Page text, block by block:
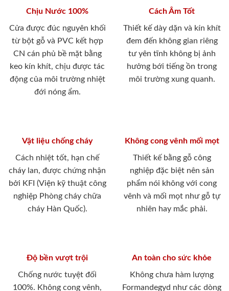
Chịu Nước 100%
Cửa được đúc nguyên khối
từ bột gỗ và PVC kết hợp
CN cán phủ bề mặt bằng
keo kín khít, chịu được tác
động của môi trường nhiệt
đới nóng ẩm.
Cách Âm Tốt
Thiết kế dày dặn và kín khít
đem đến không gian riêng
tư yên tĩnh không bị ảnh
hưởng bới tiếng ồn trong
môi trường xung quanh.
Vật liệu chống cháy
Cách nhiệt tốt, hạn chế
cháy lan, được chứng nhận
bởi KFI (Viện kỹ thuật công
nghiệp Phòng cháy chữa
cháy Hàn Quốc).
Không cong vênh mối mọt
Thiết kế bằng gỗ công
nghiệp đặc biệt nên sản
phẩm nói không với cong
vênh và mối mọt như gỗ tự
nhiên hay mắc phải.
Độ bền vượt trội
Chống nước tuyệt đối
100%. Không cong vênh,
An toàn cho sức khỏe
Không chưa hàm lượng
Formandegyd như các dòng